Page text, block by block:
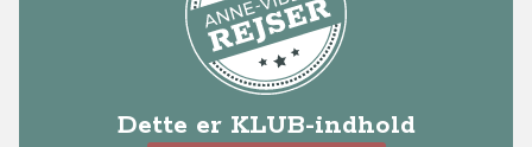
Dette er KLUB-indhold